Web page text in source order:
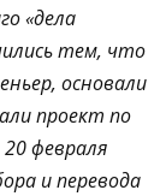
«дела
тем, что
основали
проект по
февраля
и перевода